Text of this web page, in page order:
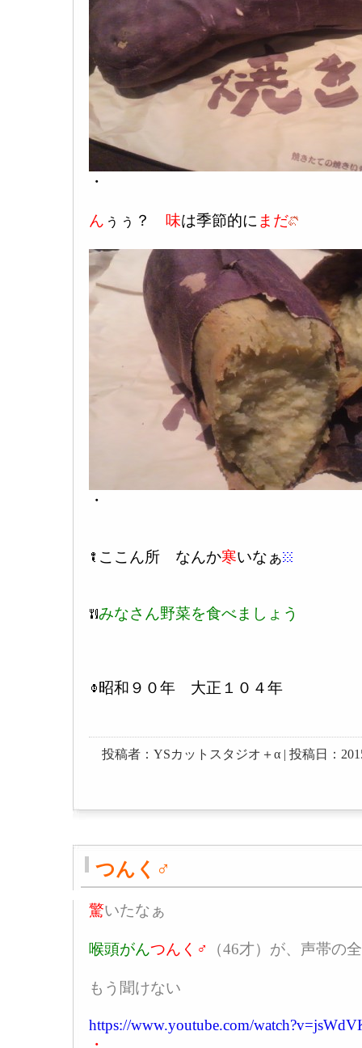
・
ん ぅぅ？ 味は季節的に まだ
・
ここん所 なんか寒いなぁ
みなさん野菜を食べましょう
昭和９０年 大正１０４年
投稿者：YSカットスタジオ＋α | 投稿日：
つんく♂
驚いたなぁ
喉頭がんつんく♂ （46才）が、声帯の
もう聞けない
https://www.youtube.com/
・